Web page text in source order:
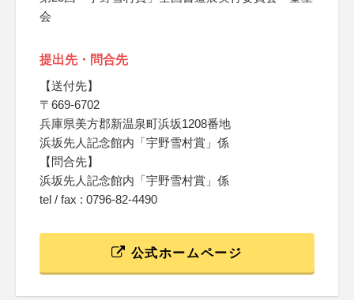
会
提出先・問合先
【送付先】
〒669-6702
兵庫県美方郡新温泉町浜坂1208番地
浜坂先人記念館内「宇野雪村賞」係
【問合先】
浜坂先人記念館内「宇野雪村賞」係
tel / fax : 0796-82-4490
公式ホームページ